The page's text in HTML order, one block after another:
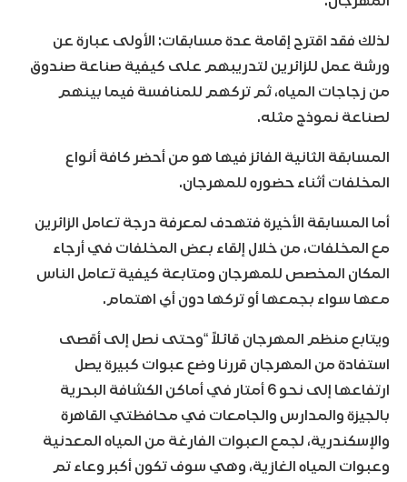
لذلك فقد اقترح إقامة عدة مسابقات: الأولى عبارة عن
ورشة عمل للزائرين لتدريبهم على كيفية صناعة صندوق
من زجاجات المياه، ثم تركهم للمنافسة فيما بينهم
لصناعة نموذج مثله.
المسابقة الثانية الفائز فيها هو من أحضر كافة أنواع
المخلفات أثناء حضوره للمهرجان.
أما المسابقة الأخيرة فتهدف لمعرفة درجة تعامل الزائرين
مع المخلفات، من خلال إلقاء بعض المخلفات في أرجاء
المكان المخصص للمهرجان ومتابعة كيفية تعامل الناس
معها سواء بجمعها أو تركها دون أي اهتمام.
ويتابع منظم المهرجان قائلاً “وحتى نصل إلى أقصى
استفادة من المهرجان قررنا وضع عبوات كبيرة يصل
ارتفاعها إلى نحو 6 أمتار في أماكن الكشافة البحرية
بالجيزة والمدارس والجامعات في محافظتي القاهرة
والإسكندرية، لجمع العبوات الفارغة من المياه المعدنية
وعبوات المياه الغازية، وهي سوف تكون أكبر وعاء تم